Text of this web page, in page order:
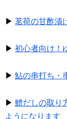
▶ 茗荷の甘酢漬
▶ 初心者向け！
▶ 鮎の串打ち・
▶ 鱧だしの取り
ようになります